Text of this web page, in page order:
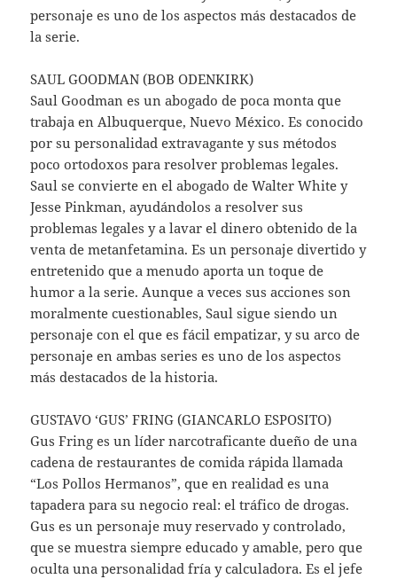
personaje es uno de los aspectos más destacados de
la serie.
SAUL GOODMAN (BOB ODENKIRK)
Saul Goodman es un abogado de poca monta que
trabaja en Albuquerque, Nuevo México. Es conocido
por su personalidad extravagante y sus métodos
poco ortodoxos para resolver problemas legales.
Saul se convierte en el abogado de Walter White y
Jesse Pinkman, ayudándolos a resolver sus
problemas legales y a lavar el dinero obtenido de la
venta de metanfetamina. Es un personaje divertido y
entretenido que a menudo aporta un toque de
humor a la serie. Aunque a veces sus acciones son
moralmente cuestionables, Saul sigue siendo un
personaje con el que es fácil empatizar, y su arco de
personaje en ambas series es uno de los aspectos
más destacados de la historia.
GUSTAVO ‘GUS’ FRING (GIANCARLO ESPOSITO)
Gus Fring es un líder narcotraficante dueño de una
cadena de restaurantes de comida rápida llamada
“Los Pollos Hermanos”, que en realidad es una
tapadera para su negocio real: el tráfico de drogas.
Gus es un personaje muy reservado y controlado,
que se muestra siempre educado y amable, pero que
oculta una personalidad fría y calculadora. Es el jefe